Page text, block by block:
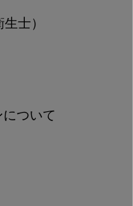
士）
ついて